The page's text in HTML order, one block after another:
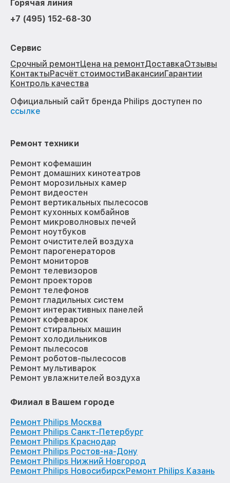
Горячая линия
+7 (495) 152-68-30
Сервис
Срочный ремонтЦена на ремонтДоставкаОтзывы
КонтактыРасчёт стоимостиВакансииГарантии
Контроль качества
Официальный сайт бренда Philips доступен по
ссылке
Ремонт техники
Ремонт кофемашин
Ремонт домашних кинотеатров
Ремонт морозильных камер
Ремонт видеостен
Ремонт вертикальных пылесосов
Ремонт кухонных комбайнов
Ремонт микроволновых печей
Ремонт ноутбуков
Ремонт очистителей воздуха
Ремонт парогенераторов
Ремонт мониторов
Ремонт телевизоров
Ремонт проекторов
Ремонт телефонов
Ремонт гладильных систем
Ремонт интерактивных панелей
Ремонт кофеварок
Ремонт стиральных машин
Ремонт холодильников
Ремонт пылесосов
Ремонт роботов-пылесосов
Ремонт мультиварок
Ремонт увлажнителей воздуха
Филиал в Вашем городе
Ремонт Philips Москва
Ремонт Philips Санкт-Петербург
Ремонт Philips Краснодар
Ремонт Philips Ростов-на-Дону
Ремонт Philips Нижний Новгород
Ремонт Philips НовосибирскРемонт Philips Казань